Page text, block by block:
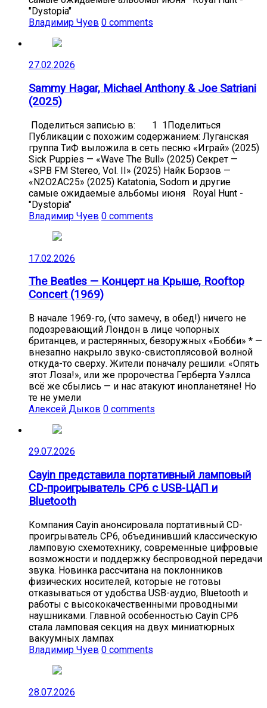
"Dystopia"
Владимир Чуев 0 comments
27.02.2026
Sammy Hagar, Michael Anthony & Joe Satriani
(2025)
Поделиться записью в: 1 1Поделиться
Публикации с похожим содержанием: Луганская
группа ТиФ выложила в сеть песню «Играй» (2025)
Sick Puppies — «Wave The Bull» (2025) Секрет —
«SPB FM Stereo, Vol. II» (2025) Найк Борзов —
«N2O2AC25» (2025) Katatonia, Sodom и другие
самые ожидаемые альбомы июня Royal Hunt -
"Dystopia"
Владимир Чуев 0 comments
17.02.2026
The Beatles — Концерт на Крыше, Rooftop
Concert (1969)
В начале 1969-го, (что замечу, в обед!) ничего не
подозревающий Лондон в лице чопорных
британцев, и растерянных, безоружных «Бобби» * —
внезапно накрыло звуко-свистоплясовой волной
откуда-то сверху. Жители поначалу решили: «Опять
этот Лоза!», или же пророчества Герберта Уэллса
всё же сбылись — и нас атакуют инопланетяне! Но
те не умели
Алексей Дыков 0 comments
29.07.2026
Cayin представила портативный ламповый
CD-проигрыватель CP6 с USB-ЦАП и
Bluetooth
Компания Cayin анонсировала портативный CD-
проигрыватель CP6, объединивший классическую
ламповую схемотехнику, современные цифровые
возможности и поддержку беспроводной передачи
звука. Новинка рассчитана на поклонников
физических носителей, которые не готовы
отказываться от удобства USB-аудио, Bluetooth и
работы с высококачественными проводными
наушниками. Главной особенностью Cayin CP6
стала ламповая секция на двух миниатюрных
вакуумных лампах
Владимир Чуев 0 comments
28.07.2026